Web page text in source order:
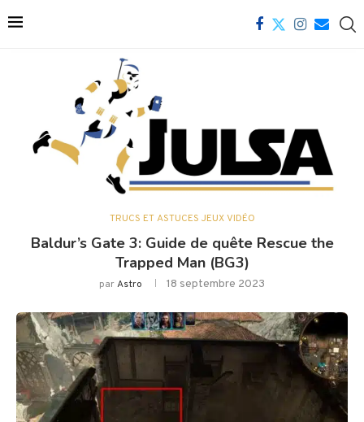
TRUCS ET ASTUCES JEUX VIDÉO
Baldur’s Gate 3: Guide de quête Rescue the
Trapped Man (BG3)
parAstro 18 septembre 2023